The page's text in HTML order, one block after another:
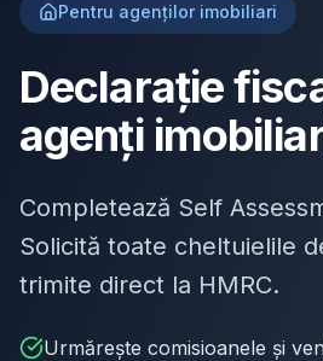
Pentru agenților imobiliari
Declarație
agenți
Completează Self
Solicită toate cheltuielile
trimite direct la HMRC.
Urmărește comisioanele și